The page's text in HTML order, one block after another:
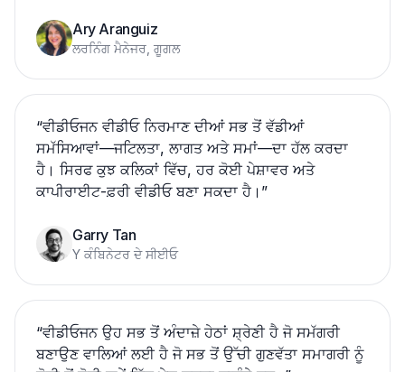
Ary Aranguiz
ਲਰਨਿੰਗ ਮੈਨੇਜਰ, ਗੂਗਲ
“ਵੀਡੀਓਜਨ ਵੀਡੀਓ ਨਿਰਮਾਣ ਦੀਆਂ ਸਭ ਤੋਂ ਵੱਡੀਆਂ
ਸਮੱਸਿਆਵਾਂ—ਜਟਿਲਤਾ, ਲਾਗਤ ਅਤੇ ਸਮਾਂ—ਦਾ ਹੱਲ ਕਰਦਾ
ਹੈ। ਸਿਰਫ ਕੁਝ ਕਲਿਕਾਂ ਵਿੱਚ, ਹਰ ਕੋਈ ਪੇਸ਼ਾਵਰ ਅਤੇ
ਕਾਪੀਰਾਈਟ-ਫ਼ਰੀ ਵੀਡੀਓ ਬਣਾ ਸਕਦਾ ਹੈ। ”
Garry Tan
Y ਕੰਬਿਨੇਟਰ ਦੇ ਸੀਈਓ
“ਵੀਡੀਓਜਨ ਉਹ ਸਭ ਤੋਂ ਅੰਦਾਜ਼ੇ ਹੇਠਾਂ ਸ਼੍ਰੇਣੀ ਹੈ ਜੋ ਸਮੱਗਰੀ
ਬਣਾਉਣ ਵਾਲਿਆਂ ਲਈ ਹੈ ਜੋ ਸਭ ਤੋਂ ਉੱਚੀ ਗੁਣਵੱਤਾ ਸਮਾਗਰੀ ਨੂੰ